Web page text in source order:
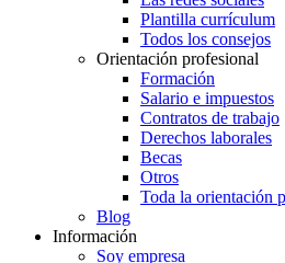
Plantilla currículum
Todos los consejos
Orientación profesional
Formación
Salario e impuestos
Contratos de trabajo
Derechos laborales
Becas
Otros
Toda la orientación
Blog
Información
Soy empresa